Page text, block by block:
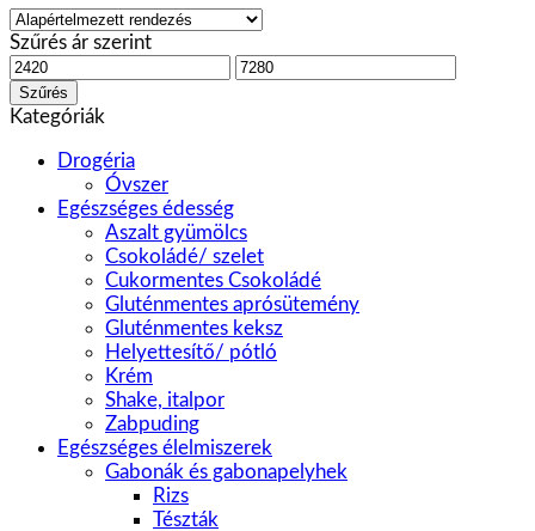
Szűrés ár szerint
Min
ár
Max
Szűrés
Kategóriák
Drogéria
Óvszer
Egészséges édesség
Aszalt gyümölcs
Csokoládé/ szelet
Cukormentes Csokoládé
Gluténmentes aprósütemény
Gluténmentes keksz
Helyettesítő/ pótló
Krém
Shake, italpor
Zabpuding
Egészséges élelmiszerek
Gabonák és gabonapelyhek
Rizs
Tészták